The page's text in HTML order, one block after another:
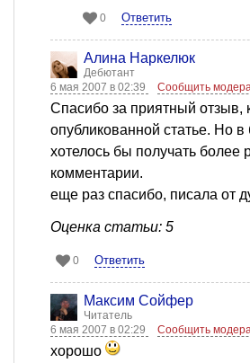
0 Ответить
Алина Наркелюк
Дебютант
6 мая 2007 в 02:39
Сообщить
Спасибо за приятный отзыв,
опубликованной статье. Но
хотелось бы получать более
комментарии.
еще раз спасибо, писала от
Оценка статьи: 5
0 Ответить
Максим Сойфер
Читатель
6 мая 2007 в 02:29
Сообщить
хорошо